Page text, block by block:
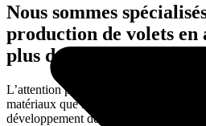
Nous sommes
production de volets
plus de 15 ans.
L’attention portée aux moindres
matériaux que nous utilisons
développement de notre entreprise.